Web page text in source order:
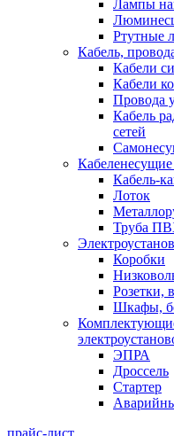
Лампы
Ртутные
Кабель,
Кабели
Кабели
Провода
Кабель
сетей
Кабель-
Лоток
Труба
Коробки
Розетки,
Шкафы,
ЭПРА
Дроссель
Стартер
прайс-лист